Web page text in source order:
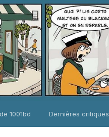
1001bd Dernières critiques